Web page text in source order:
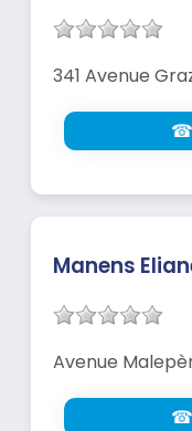
341 Avenue
☎
Manens
Avenue
☎